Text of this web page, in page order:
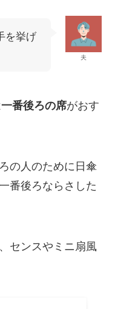
夫
を挙げ
一番後ろの席がおす
の人のために日傘
番後ろならさした
センスやミニ扇風